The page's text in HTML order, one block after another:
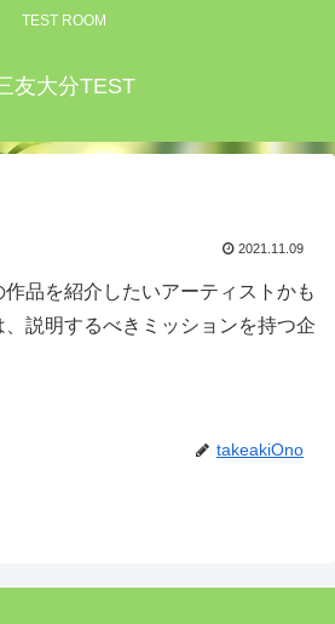
TEST ROOM
友大分TEST
2021.11.09
品を紹介したいアーティストかも
、説明するべきミッションを持つ企
takeakiOno